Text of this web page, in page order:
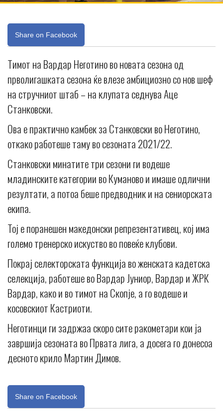
Share on Facebook
Тимот на Вардар Неготино во новата сезона од
прволигашката сезона ќе влезе амбициозно со нов шеф
на стручниот штаб – на клупата седнува Аце
Станковски.
Ова е практично камбек за Станковски во Неготино,
откако работеше таму во сезоната 2021/22.
Станковски минатите три сезони ги водеше
младинските категории во Куманово и имаше одлични
резултати, а потоа беше предводник и на сениорската
екипа.
Тој е поранешен македонски репрезентативец, кој има
големо тренерско искуство во повеќе клубови.
Покрај селекторската функција во женската кадетска
селекција, работеше во Вардар Јуниор, Вардар и ЖРК
Вардар, како и во тимот на Скопје, а го водеше и
косовскиот Кастриоти.
Неготинци ги задржаа скоро сите ракометари кои ја
завршија сезоната во Првата лига, а досега го донесоа
десното крило Мартин Димов.
Share on Facebook